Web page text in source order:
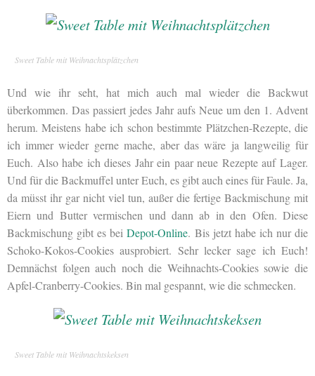
Sweet Table mit Weihnachtsplätzchen
Und wie ihr seht, hat mich auch mal wieder die Backwut
überkommen. Das passiert jedes Jahr aufs Neue um den 1. Advent
herum. Meistens habe ich schon bestimmte Plätzchen-Rezepte, die
ich immer wieder gerne mache, aber das wäre ja langweilig für
Euch. Also habe ich dieses Jahr ein paar neue Rezepte auf Lager.
Und für die Backmuffel unter Euch, es gibt auch eines für Faule. Ja,
da müsst ihr gar nicht viel tun, außer die fertige Backmischung mit
Eiern und Butter vermischen und dann ab in den Ofen. Diese
Backmischung gibt es beiDepot-Online. Bis jetzt habe ich nur die
Schoko-Kokos-Cookies ausprobiert. Sehr lecker sage ich Euch!
Demnächst folgen auch noch die Weihnachts-Cookies sowie die
Apfel-Cranberry-Cookies. Bin mal gespannt, wie die schmecken.
Sweet Table mit Weihnachtskeksen